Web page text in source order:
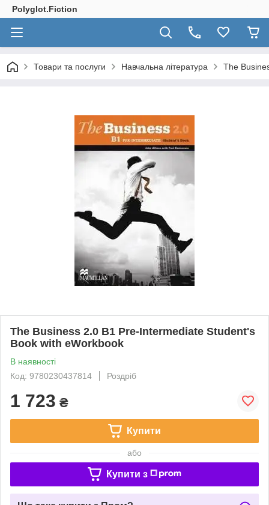
Polyglot.Fiction
Товари та послуги Навчальна література The
The Business 2.0 B1 Pre-Intermediate Student's
Book with eWorkbook
В наявності
Код: 9780230437814
Роздріб
1 723 ₴
Купити
або
Купити з